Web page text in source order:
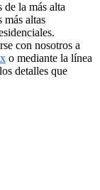
la más alta
más altas
con nosotros a
o mediante la línea
detalles que